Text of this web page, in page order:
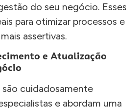
do seu negócio. Esses
para otimizar processos e
assertivas.
e Atualização
são cuidadosamente
e abordam uma